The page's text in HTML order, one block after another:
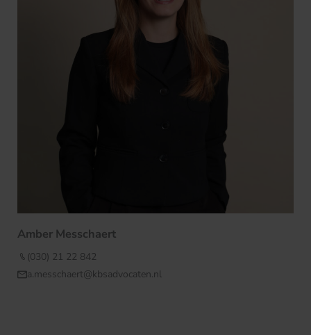
Amber Messchaert
(030) 21 22 842
a.messchaert@kbsadvocaten.nl